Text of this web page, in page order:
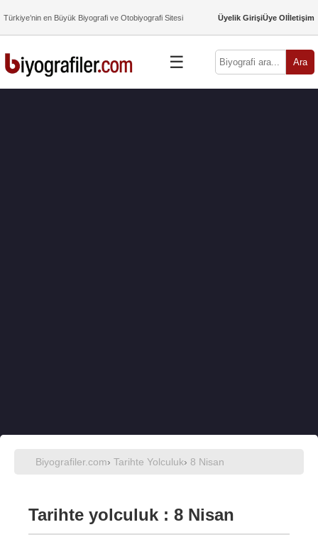
Türkiye’nin en Büyük Biyografi ve Otobiyografi Sitesi Üyelik GirişiÜye Olİletişim
☰ Ara
Biyografiler.com› Tarihte Yolculuk› 8 Nisan
Tarihte yolculuk : 8 Nisan